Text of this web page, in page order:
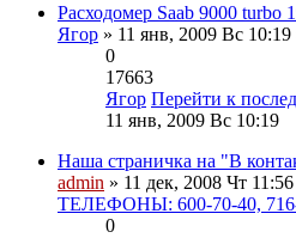
Расходомер Saab 9000 turbo
Ягор » 11 янв, 2009 Вс
0
17663
Ягор Перейти к
11 янв, 2009 Вс 10:19
Наша страничка на "В
admin » 11 дек, 2008 Чт
ТЕЛЕФОНЫ: 600-70-40,
0